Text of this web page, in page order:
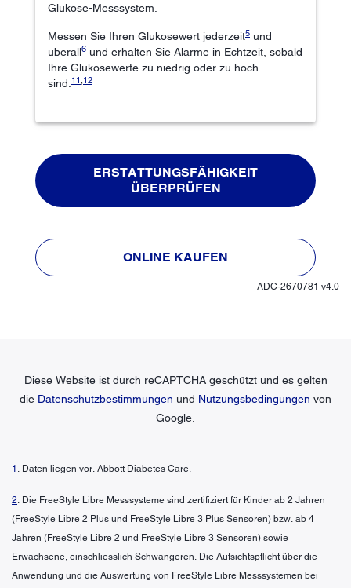
Glukose-Messsystem.
Messen Sie Ihren Glukosewert jederzeit5 und
überall6 und erhalten Sie Alarme in Echtzeit, sobald
Ihre Glukosewerte zu niedrig oder zu hoch
sind.11 ,12
ERSTATTUNGSFÄHIGKEIT
ÜBERPRÜFEN
ONLINE KAUFEN
ADC-2670781 v4.0
Diese Website ist durch reCAPTCHA geschützt und es gelten
die Datenschutzbestimmungen und Nutzungsbedingungen von
Google.
1 . Daten liegen vor. Abbott Diabetes Care.
2. Die FreeStyle Libre Messsysteme sind zertifiziert für Kinder ab 2 Jahren
(FreeStyle Libre 2 Plus und FreeStyle Libre 3 Plus Sensoren) bzw. ab 4
Jahren (FreeStyle Libre 2 und FreeStyle Libre 3 Sensoren) sowie
Erwachsene, einschliesslich Schwangeren. Die Aufsichtspflicht über die
Anwendung und die Auswertung von FreeStyle Libre Messsystemen bei